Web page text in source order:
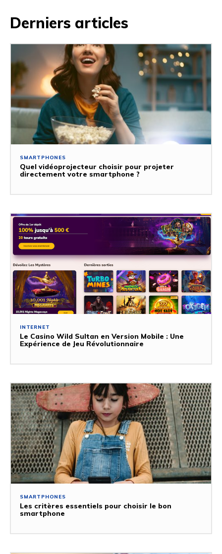
Derniers articles
SMARTPHONES
Quel vidéoprojecteur choisir pour projeter
directement votre smartphone ?
INTERNET
Le Casino Wild Sultan en Version Mobile : Une
Expérience de Jeu Révolutionnaire
SMARTPHONES
Les critères essentiels pour choisir le bon
smartphone